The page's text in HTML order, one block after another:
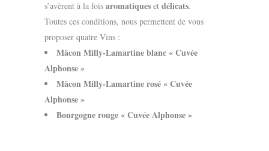
s’avèrent à la fois aromatiques et délicats.
Toutes ces conditions, nous permettent de vous
proposer quatre Vins :
Mâcon Milly-Lamartine blanc « Cuvée
Alphonse »
Mâcon Milly-Lamartine rosé « Cuvée
Alphonse »
Bourgogne rouge « Cuvée Alphonse »